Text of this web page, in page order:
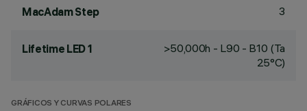
MacAdam Step 3
Lifetime LED 1
>50,000h - L90 - B10 (Ta
25°C)
GRÁFICOS Y CURVAS POLARES